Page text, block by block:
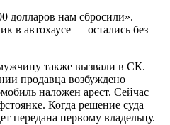
также вызвали в СК.
продавца возбуждено
наложен арест. Сейчас
Когда решение суда
передана первому владельцу.